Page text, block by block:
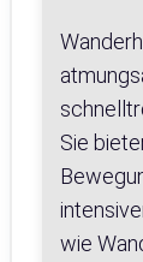
Sie
wie